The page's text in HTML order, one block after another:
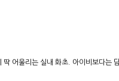
딱 어울리는 실내 화초. 아이비보다는